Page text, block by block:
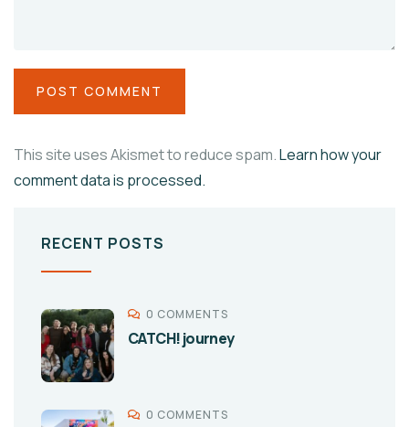
This site uses Akismet to reduce spam.Learn how your
comment data is processed.
RECENT POSTS
0 COMMENTS
CATCH! journey
0 COMMENTS